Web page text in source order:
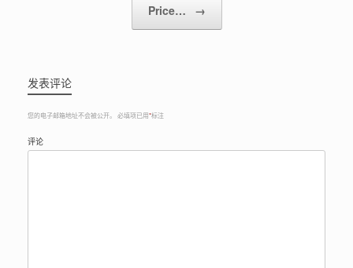
Price… →
发表评论
您的电子邮箱地址不会被公开。 必填项已用*标注
评论